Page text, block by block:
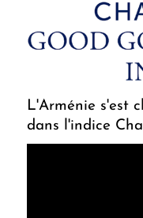
L'Arménie s'est
dans l'indice